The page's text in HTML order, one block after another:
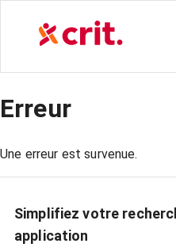
Erreur
Une erreur est survenue.
Simplifiez votre
application